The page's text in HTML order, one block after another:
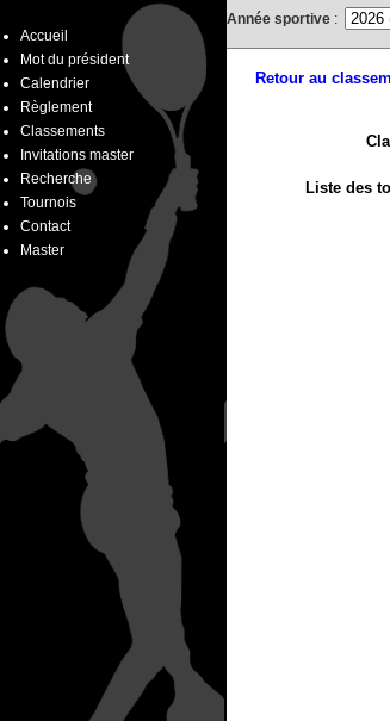
Accueil
Mot du président
Calendrier
Règlement
Classements
Invitations master
Recherche
Tournois
Contact
Master
Année sportive :
Retour au
Liste des